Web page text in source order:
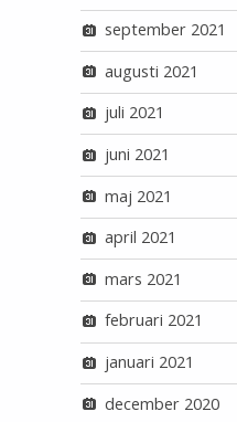
september 2021
augusti 2021
juli 2021
juni 2021
maj 2021
april 2021
mars 2021
februari 2021
januari 2021
december 2020